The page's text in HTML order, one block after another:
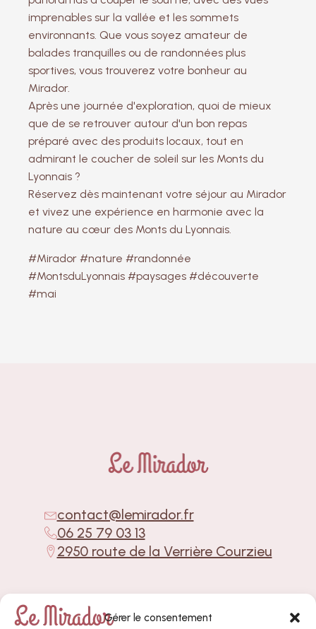
Gérer le consentement
imprenables sur la vallée et les sommets
environnants. Que vous soyez amateur de
balades tranquilles ou de randonnées plus
sportives, vous trouverez votre bonheur au
Mirador.
Après une journée d'exploration, quoi de mieux
que de se retrouver autour d'un bon repas
préparé avec des produits locaux, tout en
admirant le coucher de soleil sur les Monts du
Lyonnais ?
Réservez dès maintenant votre séjour au Mirador
et vivez une expérience en harmonie avec la
nature au cœur des Monts du Lyonnais.
#Mirador #nature #randonnée
#MontsduLyonnais #paysages #découverte
#mai
contact@lemirador.fr
06 25 79 03 13
2950 route de la Verrière Courzieu
Le Mirador
Politique de protection des données -